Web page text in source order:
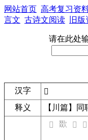
网站首页 高考复习资
言文 古诗文阅读 旧
请在此处
汉字
𨉂
释义
【川篇】同
𧚜 欼 𧰺 𡖳